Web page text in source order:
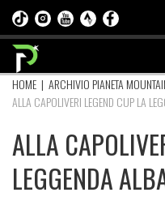
HOME | ARCHIVIO PIANETA
ALLA CAPOLIVERI LEGEND CUP LA
ALLA
LEGGENDA